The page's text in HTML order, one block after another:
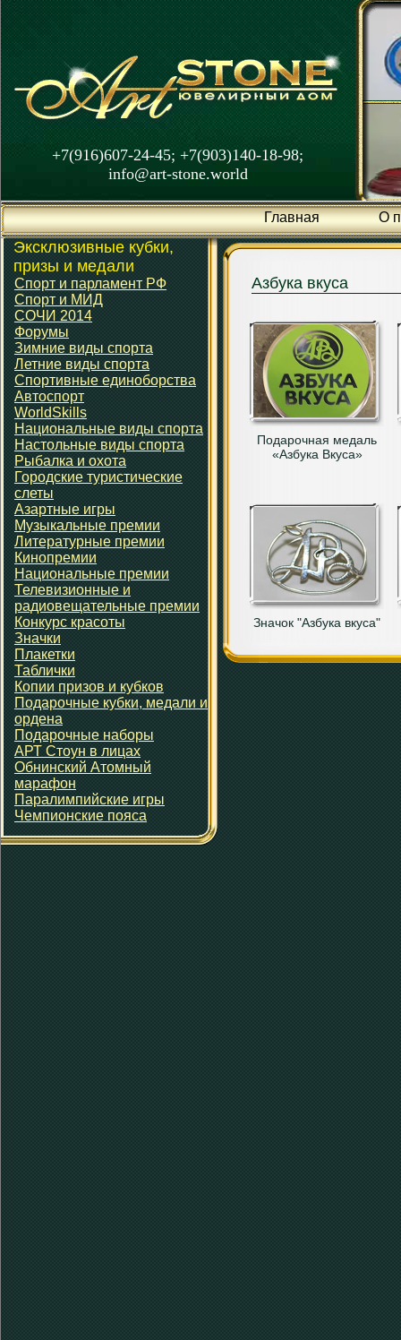
+7(916)607-24-45; +7(903)140-18-98;
info@art-stone.world
Главная О
Эксклюзивные кубки,
призы и медали
Спорт и парламент РФ
Спорт и МИД
СОЧИ 2014
Форумы
Зимние виды спорта
Летние виды спорта
Спортивные единоборства
Автоспорт
WorldSkills
Национальные виды спорта
Настольные виды спорта
Рыбалка и охота
Городские туристические
слеты
Азартные игры
Музыкальные премии
Литературные премии
Кинопремии
Национальные премии
Телевизионные и
радиовещательные премии
Конкурс красоты
Значки
Плакетки
Таблички
Копии призов и кубков
Подарочные кубки, медали и
ордена
Подарочные наборы
АРТ Стоун в лицах
Обнинский Атомный
марафон
Паралимпийские игры
Чемпионские пояса
Азбука вкуса
Подарочная медаль
«Азбука Вкуса»
Значок "Азбука вкуса"